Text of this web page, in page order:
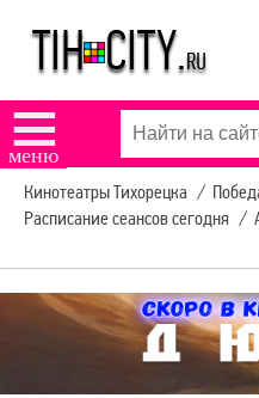
☰
меню
Кинотеатры Тихорецка /
Расписание сеансов сегодня /